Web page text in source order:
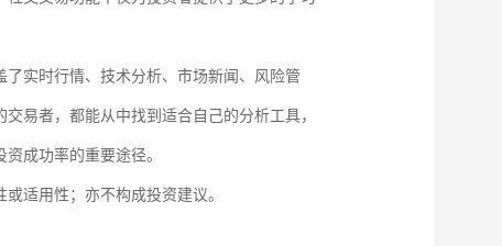
实时行情、技术分析、市场新闻、风险管
易者，都能从中找到适合自己的分析工具，
成功率的重要途径。
适用性；亦不构成投资建议。